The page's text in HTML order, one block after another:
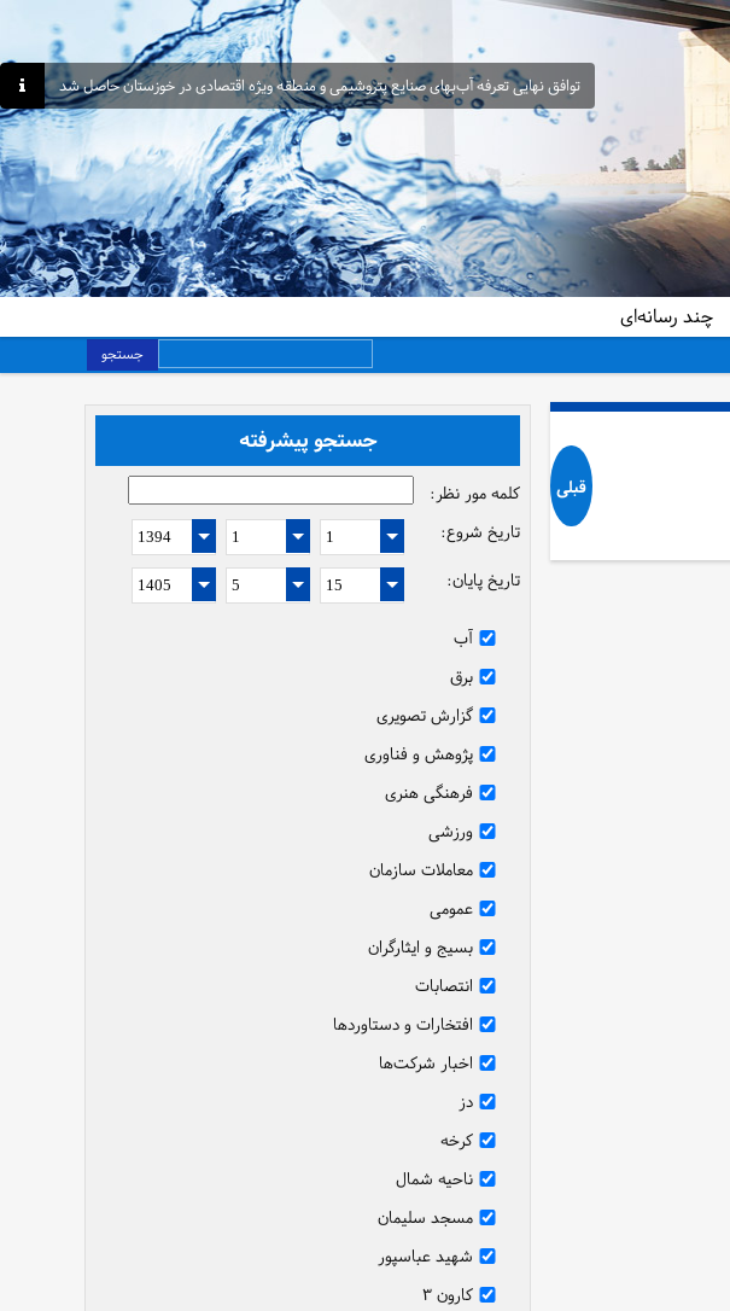
توافق نهایی تعرفه آب‌بهای صنایع پتروشیمی و منطقه ویژه اقتصادی در خوزستان حاصل شد
چند رسانه‌ای
جستجو
قبلی
جستجو پیشرفته
کلمه مور نظر:
تاریخ شروع:
تاریخ پایان:
آب
برق
گزارش تصویری
پژوهش و فناوری
فرهنگی هنری
ورزشی
معاملات سازمان
عمومی
بسیج و ایثارگران
انتصابات
افتخارات و دستاوردها
اخبار شرکت‌ها
دز
کرخه
ناحیه شمال
مسجد سلیمان
شهید عباسپور
کارون ۳